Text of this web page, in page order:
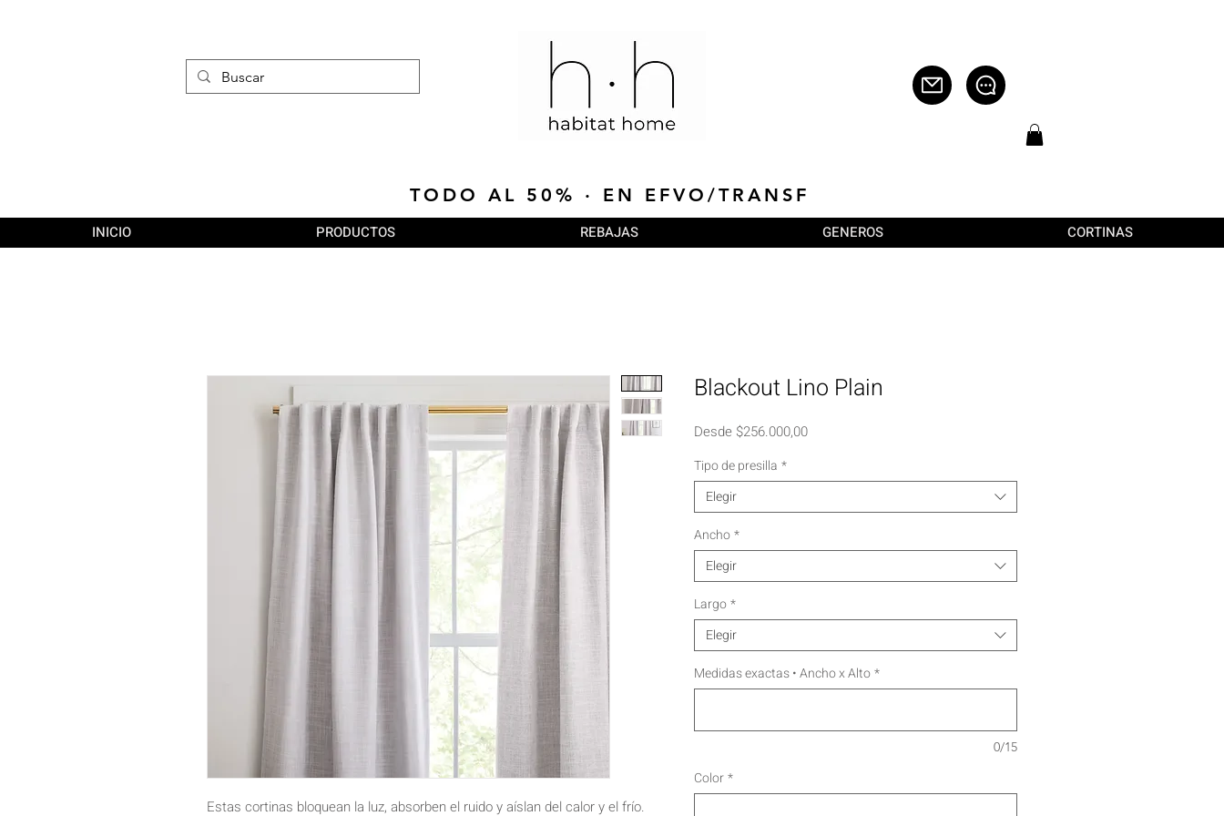
TODO AL 50% · EN EFVO/TRANSF
INICIO PRODUCTOS REBAJAS GENEROS CORTINAS
Estas cortinas bloquean la luz, absorben el ruido y aíslan del calor y el frío.
Blackout Lino Plain
Desde $256.000,00Precio
Tipo de presilla *
Elegir
Ancho*
Elegir
Largo*
Elegir
Medidas exactas • Ancho x Alto*
0/15
Color*